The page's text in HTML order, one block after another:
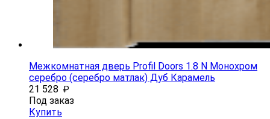
Межкомнатная дверь Profil Doors 1.8 N Монохром
серебро (серебро матлак) Дуб Карамель
21 528 ₽
Под заказ
Купить